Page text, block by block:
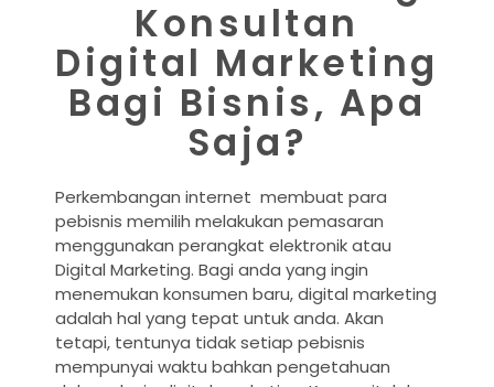
Konsultan
Digital Marketing
Bagi Bisnis, Apa
Saja?
Perkembangan internet membuat para
pebisnis memilih melakukan pemasaran
menggunakan perangkat elektronik atau
Digital Marketing. Bagi anda yang ingin
menemukan konsumen baru, digital marketing
adalah hal yang tepat untuk anda. Akan
tetapi, tentunya tidak setiap pebisnis
mempunyai waktu bahkan pengetahuan